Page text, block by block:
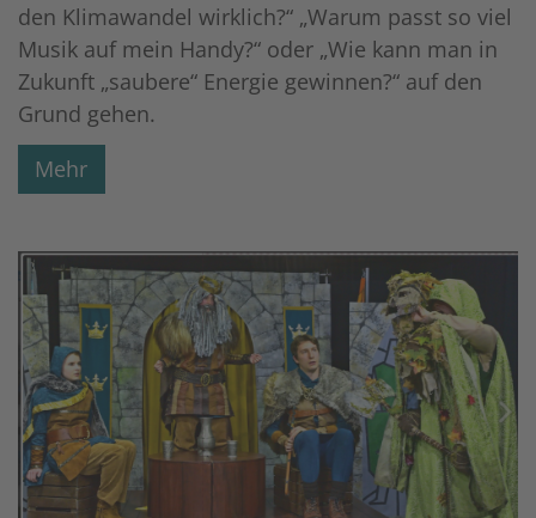
den Klimawandel wirklich?“ „Warum passt so viel
Musik auf mein Handy?“ oder „Wie kann man in
Zukunft „saubere“ Energie gewinnen?“ auf den
Grund gehen.
Mehr